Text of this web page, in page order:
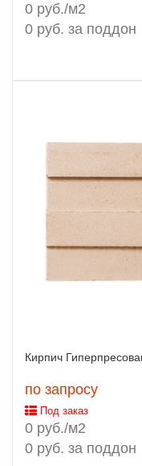
0 руб./м2
0 руб. за поддон
Кирпич
по запросу
Под заказ
0 руб./м2
0 руб. за поддон